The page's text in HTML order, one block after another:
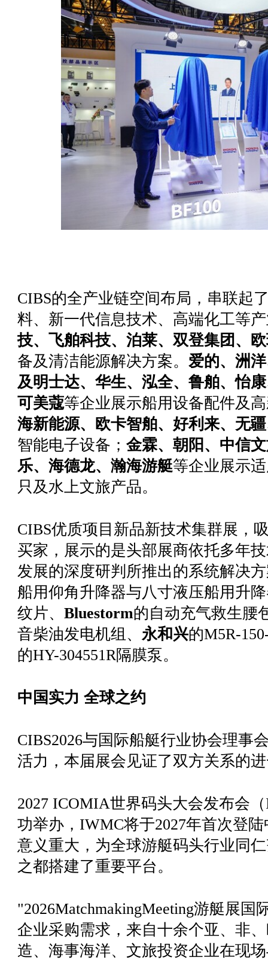
CIBS的全产业链空间布局，串联起
料、新一代信息技术、高端化工等
技、飞舶科技、泊莱、双登集团、
备及清洁能源解决方案。爱的、洲
及明士达、华生、泓全、鲁舶、怡
可美蔻等企业展示船用设备配件及
海新能源、欧卡智舶、好利来、无
智能电子设备；金霖、朝阳、中信
乐、海德龙、瀚海游艇等企业展示
只及水上文旅产品。
CIBS优质项目新品新技术集群展，
买家，展示的是头部展商依托多年
发展的深度研判所推出的系统解决
船用仰角升降器与八寸液压船用升
纹片、Bluestorm的自动充气救生腰
音柴油发电机组、 永和兴的M5R-
的HY-304551R隔膜泵。
中国实力 全球之约
CIBS2026与国际船艇行业协会理事
活力，本届展会见证了双方关系的
2027 ICOMIA世界码头大会发布会
功举办，IWMC将于2027年首次登
意义重大，为全球游艇码头行业同
之都搭建了重要平台。
"2026MatchmakingMeeting游艇展
企业采购需求，来自十余个亚、非
造、海事海洋、文旅投资企业在现